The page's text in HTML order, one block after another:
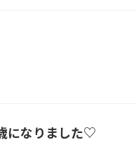
になりました♡